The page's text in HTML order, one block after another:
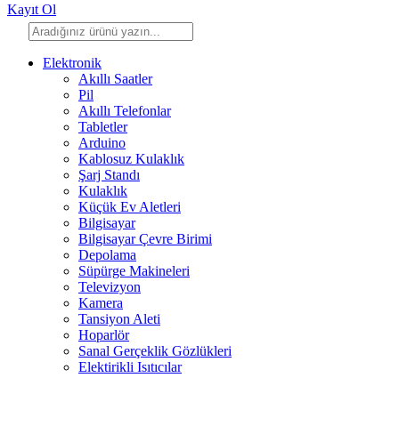
Kayıt Ol
Elektronik
Akıllı Saatler
Pil
Akıllı Telefonlar
Tabletler
Arduino
Kablosuz Kulaklık
Şarj Standı
Kulaklık
Küçük Ev Aletleri
Bilgisayar
Bilgisayar Çevre Birimi
Depolama
Süpürge Makineleri
Televizyon
Kamera
Tansiyon Aleti
Hoparlör
Sanal Gerçeklik Gözlükleri
Elektirikli Isıtıcılar